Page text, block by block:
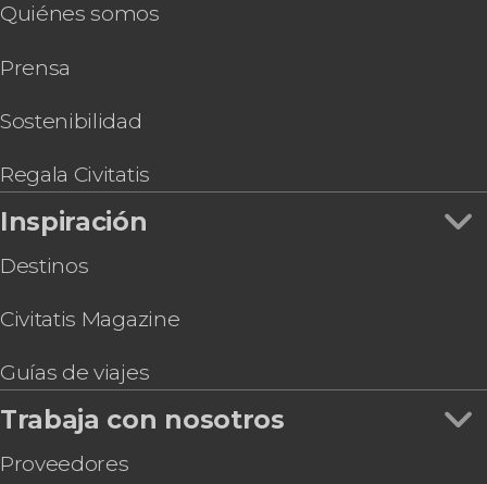
Akshardham
Tour espiritual privado por Delhi
Tour en bicicleta por Delhi
Boda hindú ¡Cásate con el rito tradicional!
Quiénes somos
Prensa
Sostenibilidad
Regala Civitatis
Inspiración
Destinos
Civitatis Magazine
Guías de viajes
Trabaja con nosotros
Proveedores